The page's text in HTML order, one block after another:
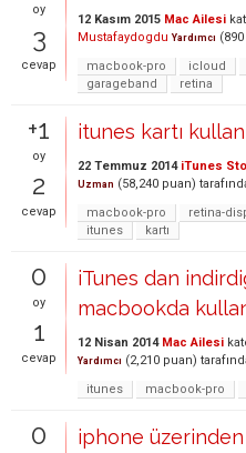
oy
3
cevap
12 Kasım 2015 Mac Ailesi
Mustafaydogdu Yardımcı (890
macbook-pro
icloud
garageband
retina
+1
oy
2
cevap
itunes kartı
22 Temmuz 2014 iTunes
Uzman (58,240 puan)
macbook-pro
retina-
itunes
kartı
0
oy
1
cevap
iTunes dan
macbookda
12 Nisan 2014 Mac Ailesi
Yardımcı (2,210 puan)
itunes
macbook-pro
0
iphone üzerinden